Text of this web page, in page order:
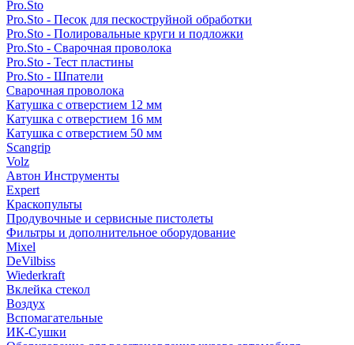
Pro.Sto
Pro.Sto - Песок для пескоструйной обработки
Pro.Sto - Полировальные круги и подложки
Pro.Sto - Сварочная проволока
Pro.Sto - Тест пластины
Pro.Sto - Шпатели
Сварочная проволока
Катушка с отверстием 12 мм
Катушка с отверстием 16 мм
Катушка с отверстием 50 мм
Scangrip
Volz
Автон Инструменты
Expert
Краскопульты
Продувочные и сервисные пистолеты
Фильтры и дополнительное оборудование
Mixel
DeVilbiss
Wiederkraft
Вклейка стекол
Воздух
Вспомагательные
ИК-Сушки